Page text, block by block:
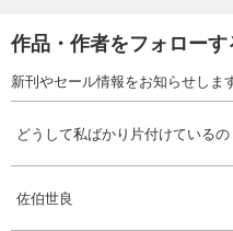
現在は「整えることは、自分を愛
が自分を機嫌よく保ち、自分らし
いる。
作品・作者をフォローす
新刊やセール情報をお知らせします
どうして私ばかり片付けているの
佐伯世良